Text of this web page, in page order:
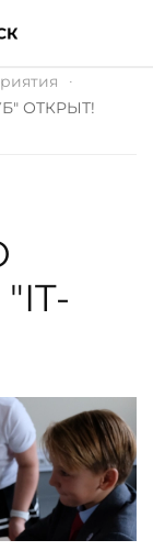
ОТКРЫТ!